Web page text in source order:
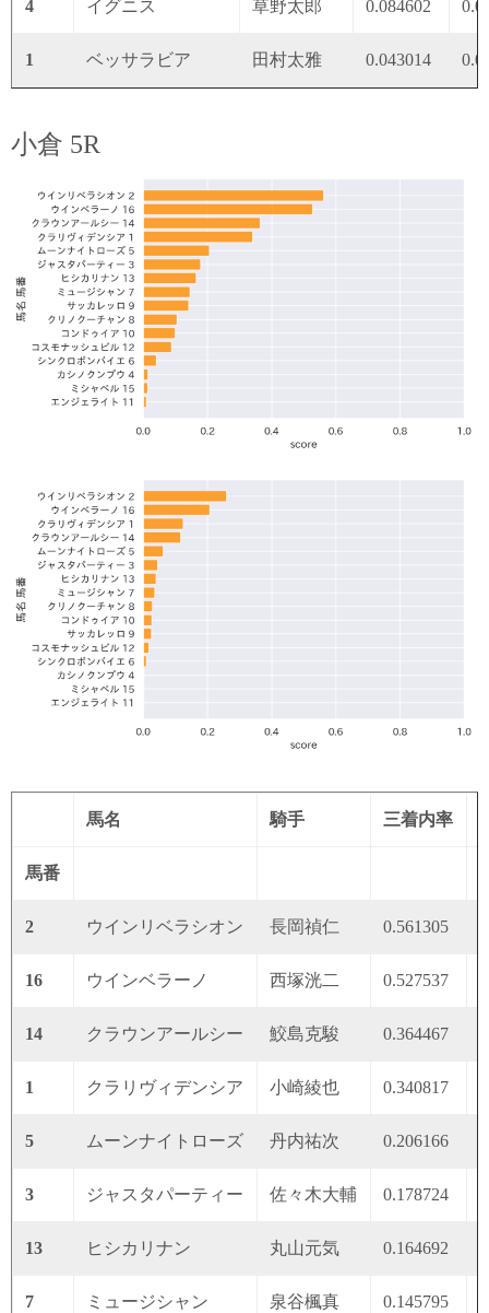
4 イグニス 草野太郎 0.084602
1 ベッサラビア 田村太雅 0.043014
小倉 5R
馬名 騎手 三着内率
馬番
2 ウインリベラシオン 長岡禎仁 0.561305
16 ウインベラーノ 西塚洸二 0.527537
14 クラウンアールシー 鮫島克駿 0.364467
1 クラリヴィデンシア 小崎綾也 0.340817
5 ムーンナイトローズ 丹内祐次 0.206166
3 ジャスタパーティー 佐々木大輔 0.178724
13 ヒシカリナン 丸山元気 0.164692
7 ミュージシャン 泉谷楓真 0.145795